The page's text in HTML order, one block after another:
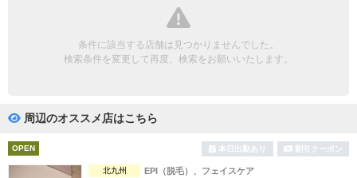
条件に該当する店舗は見つかりませんでした。
検索条件を変更して再度、検索をお願いいたします。
周辺のオススメ店はこちら
OPEN 本日出勤あり 割引クーポン
北九州 EPI（脱毛）、フェイスケア